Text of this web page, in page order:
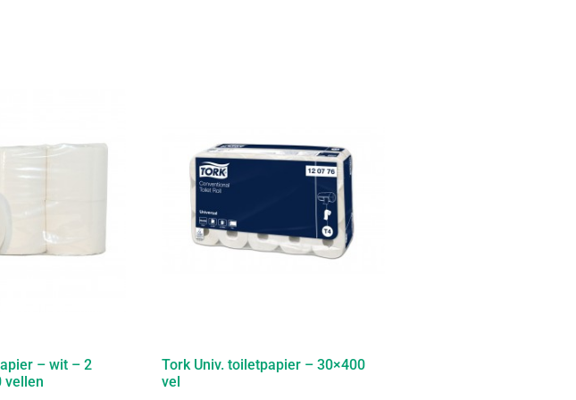
– wit – 2
vellen
Tork Univ. toiletpapier – 30×400
vel